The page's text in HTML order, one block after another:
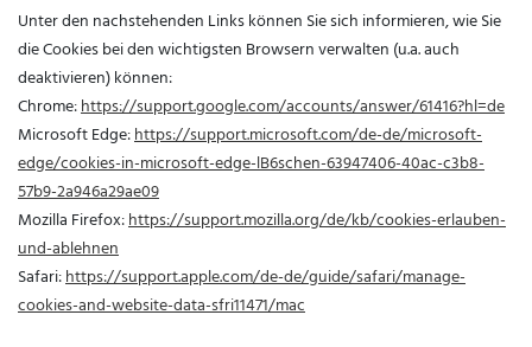
Unter den nachstehenden Links können Sie sich informieren, wie Sie
die Cookies bei den wichtigsten Browsern verwalten (u.a. auch
deaktivieren) können:
Chrome:https://support.google.com/accounts/answer/61416?hl=de
Microsoft Edge:https://support.microsoft.com/de-de/microsoft-
edge/cookies-in-microsoft-edge-lB6schen-63947406-40ac-c3b8-
57b9-2a946a29ae09
Mozilla Firefox:https://support.mozilla.org/de/kb/cookies-erlauben-
und-ablehnen
Safari:https://support.apple.com/de-de/guide/safari/manage-
cookies-and-website-data-sfri11471/mac